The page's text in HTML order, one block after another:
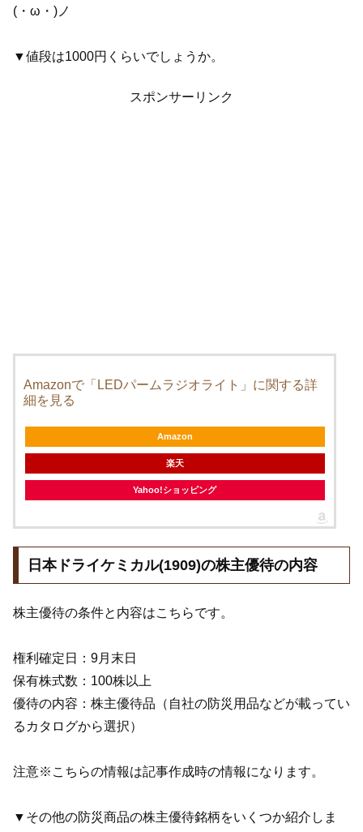
(・ω・)ノ
▼値段は1000円くらいでしょうか。
スポンサーリンク
Amazonで「LEDパームラジオライト」に関する詳
細を見る
Amazon
楽天
Yahoo!ショッピング
日本ドライケミカル(1909)の株主優待の内容
株主優待の条件と内容はこちらです。
権利確定日：9月末日
保有株式数：100株以上
優待の内容：株主優待品（自社の防災用品などが載ってい
るカタログから選択）
注意※こちらの情報は記事作成時の情報になります。
▼その他の防災商品の株主優待銘柄をいくつか紹介しま